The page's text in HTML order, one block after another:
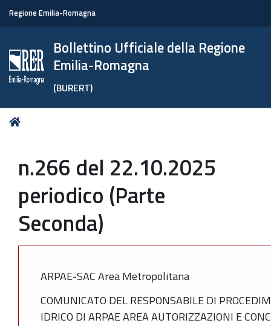
Regione Emilia-Romagna
Bollettino Ufficiale della Regione
Emilia-Romagna
(BURERT)
Tu
n.266 del 22.10.2025
periodico (Parte
Seconda)
ARPAE-SAC Area Metropolitana
COMUNICATO DEL RESPONSABILE DI
IDRICO DI ARPAE AREA AUTORIZZAZIONI E